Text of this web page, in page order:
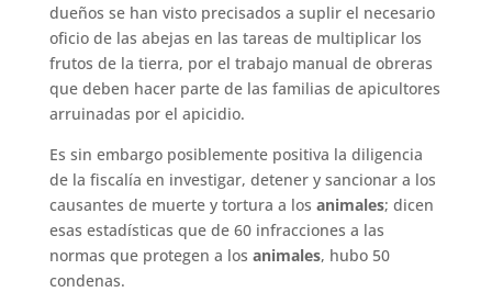
dueños se han visto precisados a suplir el necesario
oficio de las abejas en las tareas de multiplicar los
frutos de la tierra, por el trabajo manual de obreras
que deben hacer parte de las familias de apicultores
arruinadas por el apicidio.
Es sin embargo posiblemente positiva la diligencia
de la fiscalía en investigar, detener y sancionar a los
causantes de muerte y tortura a los animales; dicen
esas estadísticas que de 60 infracciones a las
normas que protegen a los animales, hubo 50
condenas.